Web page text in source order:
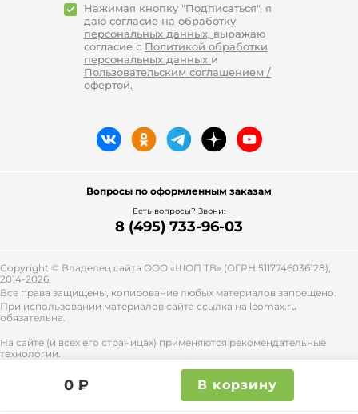
0 ₽ В корзину
Нажимая кнопку "Подписаться", я
даю согласие на обработку
персональных данных, выражаю
согласие с Политикой обработки
персональных данных и
Пользовательским соглашением /
офертой.
Вопросы по оформленным заказам
Есть вопросы? Звони:
8 (495) 733-96-03
Copyright © Владелец сайта ООО «ШОП ТВ» (ОГРН 5117746036128),
2014-2026.
Все права защищены, копирование любых материалов запрещено.
При использовании материалов сайта ссылка на leomax.ru
обязательна.
На сайте (и всех его страницах) применяются рекомендательные
технологии.